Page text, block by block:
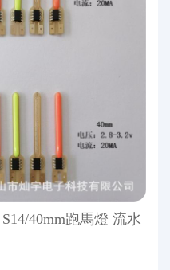
40mm跑馬燈 流水